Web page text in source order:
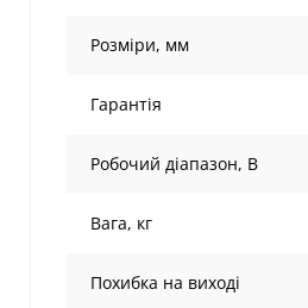
Розміри, мм
Гарантія
Робочий діапазон, В
Вага, кг
Похибка на виході